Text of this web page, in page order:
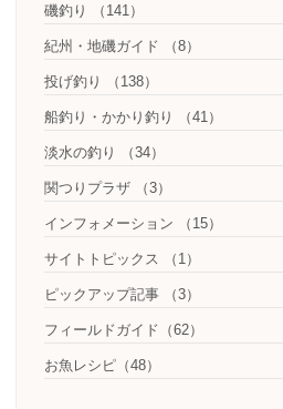
磯釣り （141）
紀州・地磯ガイド （8）
投げ釣り （138）
船釣り・かかり釣り （41）
淡水の釣り （34）
関つりプラザ （3）
インフォメーション （15）
サイトトピックス （1）
ピックアップ記事 （3）
フィールドガイド （62）
お魚レシピ （48）